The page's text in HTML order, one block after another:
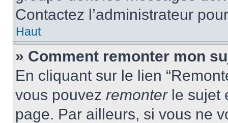
Contactez l’administrateur
Haut
» Comment remonter mon
En cliquant sur le lien
vous pouvez remonterle sujet
page. Par ailleurs, si vous ne